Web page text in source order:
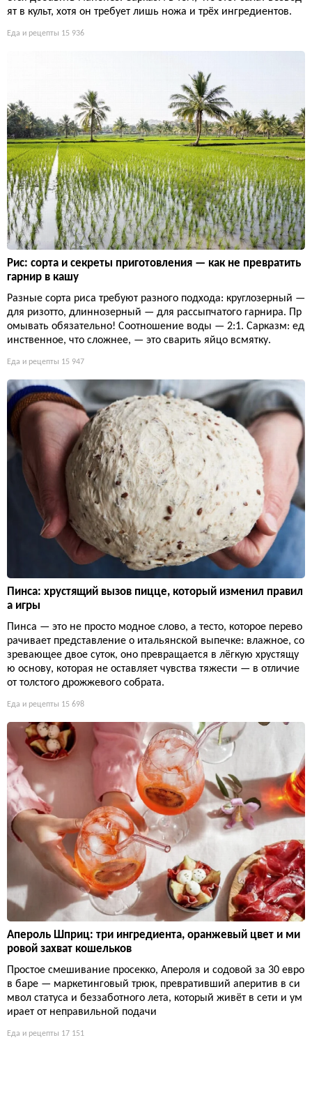
ят в культ, хотя он требует лишь ножа и трёх ингредиентов.
Еда и рецепты 15 936
Рис: сорта и секреты приготовления — как не превратить
гарнир в кашу
Разные сорта риса требуют разного подхода: круглозерный —
для ризотто, длиннозерный — для рассыпчатого гарнира. Пр
омывать обязательно! Соотношение воды — 2:1. Сарказм: ед
инственное, что сложнее, — это сварить яйцо всмятку.
Еда и рецепты 15 947
Пинса: хрустящий вызов пицце, который изменил правил
а игры
Пинса — это не просто модное слово, а тесто, которое перево
рачивает представление о итальянской выпечке: влажное, со
зревающее двое суток, оно превращается в лёгкую хрустящу
ю основу, которая не оставляет чувства тяжести — в отличие
от толстого дрожжевого собрата.
Еда и рецепты 15 698
Апероль Шприц: три ингредиента, оранжевый цвет и ми
ровой захват кошельков
Простое смешивание просекко, Апероля и содовой за 30 евро
в баре — маркетинговый трюк, превративший аперитив в си
мвол статуса и беззаботного лета, который живёт в сети и ум
ирает от неправильной подачи
Еда и рецепты 17 151